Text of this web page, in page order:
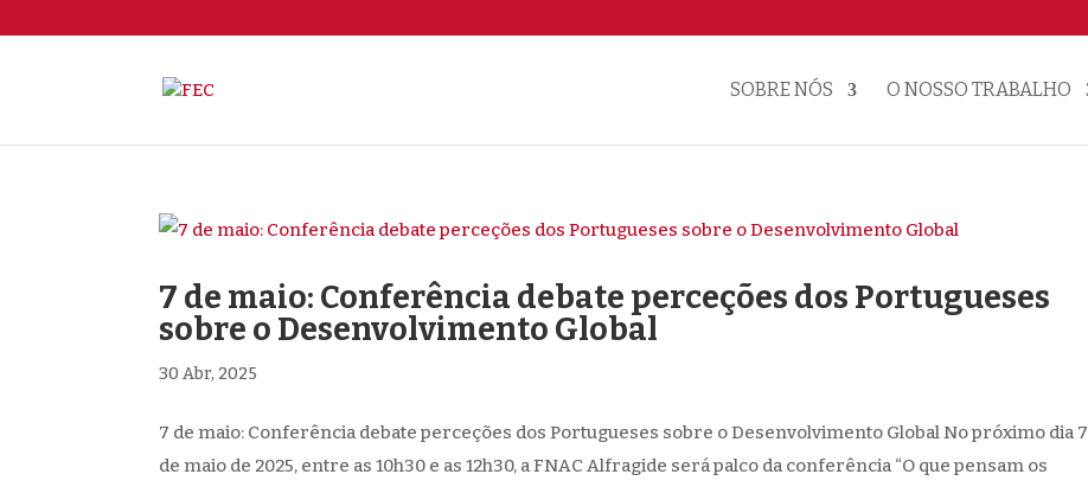
SOBRE NÓS O NOSSO TRABALHO
7 de maio: Conferência debate perceções dos Portugueses
sobre o Desenvolvimento Global
30 Abr, 2025
7 de maio: Conferência debate perceções dos Portugueses sobre o Desenvolvimento Global No próximo dia 7
de maio de 2025, entre as 10h30 e as 12h30, a FNAC Alfragide será palco da conferência “O que pensam os